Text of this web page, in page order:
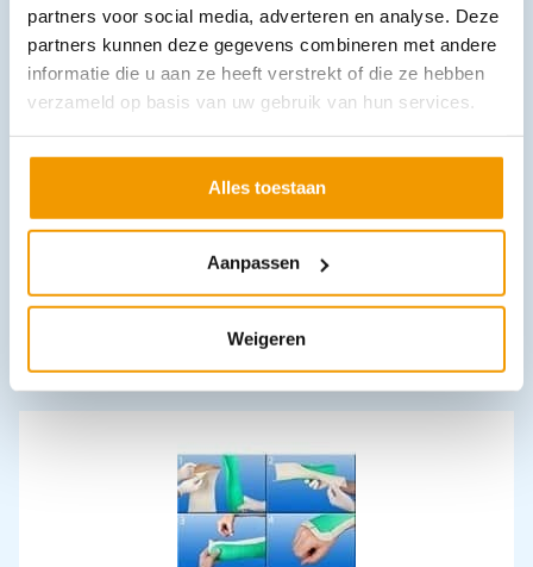
partners voor social media, adverteren en analyse. Deze
partners kunnen deze gegevens combineren met andere
informatie die u aan ze heeft verstrekt of die ze hebben
verzameld op basis van uw gebruik van hun services.
Alles toestaan
Aanpassen
Weigeren
€ 7,19 – €9,21
6.6 excl. btw
Leverbaar
Eerste hulppaneel Cederrorth met inhoud